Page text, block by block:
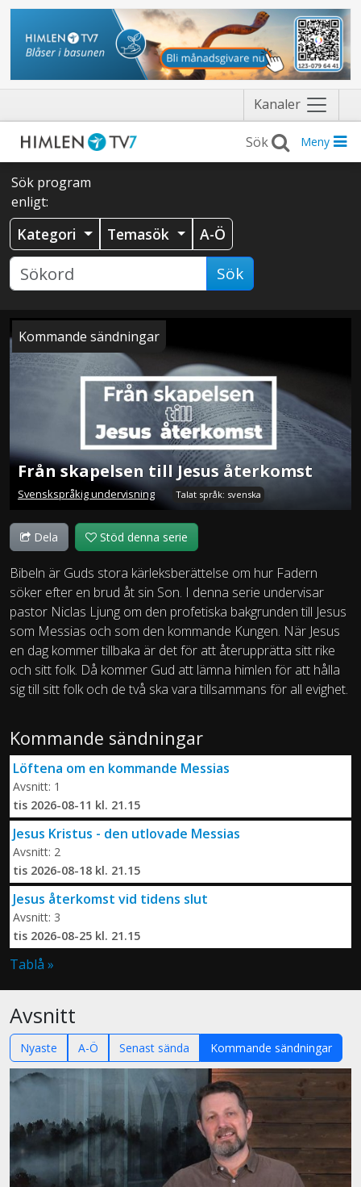
Kanaler Näytä
valikko
Meny
Sök program
enligt:
Kategori Temasök A-Ö
Sök
Kommande sändningar
Från skapelsen till Jesus återkomst
Svenskspråkig undervisning Talat språk: svenska
Dela Stöd denna serie
Bibeln är Guds stora kärleksberättelse om hur Fadern
söker efter en brud åt sin Son. I denna serie undervisar
pastor Niclas Ljung om den profetiska bakgrunden till Jesus
som Messias och som den kommande Kungen. När Jesus
en dag kommer tillbaka är det för att återupprätta sitt rike
och sitt folk. Då kommer Gud att lämna himlen för att hålla
sig till sitt folk och de två ska vara tillsammans för all evighet.
Kommande sändningar
Löftena om en kommande Messias
Avsnitt: 1
tis 2026-08-11 kl. 21.15
Jesus Kristus - den utlovade Messias
Avsnitt: 2
tis 2026-08-18 kl. 21.15
Jesus återkomst vid tidens slut
Avsnitt: 3
tis 2026-08-25 kl. 21.15
Tablå »
Avsnitt
Nyaste A-Ö Senast sända Kommande sändningar